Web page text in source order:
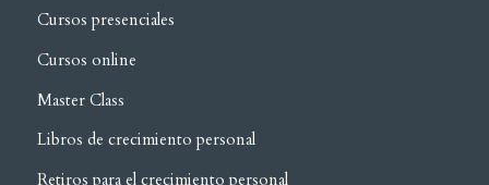
Cursos presenciales
Cursos online
Master Class
Libros de crecimiento personal
Retiros para el crecimiento personal